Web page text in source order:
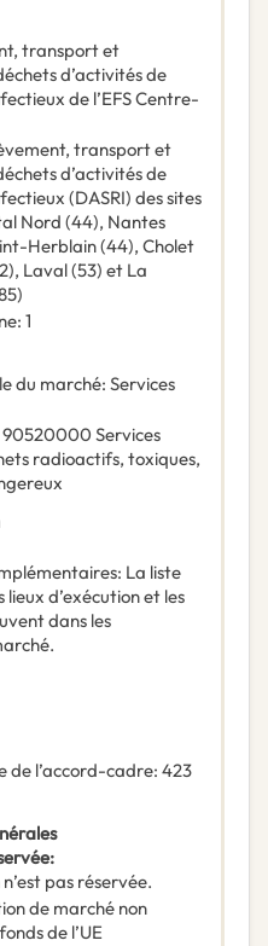
transport et
d’activités de
de l’EFS Centre-
transport et
d’activités de
(DASRI) des sites
Nord (44), Nantes
Herblain (44), Cholet
Laval (53) et La
: 1
du marché: Services
90520000 Services
radioactifs, toxiques,
: La liste
lieux d’exécution et les
dans les
de l’accord-cadre: 423
:
pas réservée.
de marché non
de l’UE